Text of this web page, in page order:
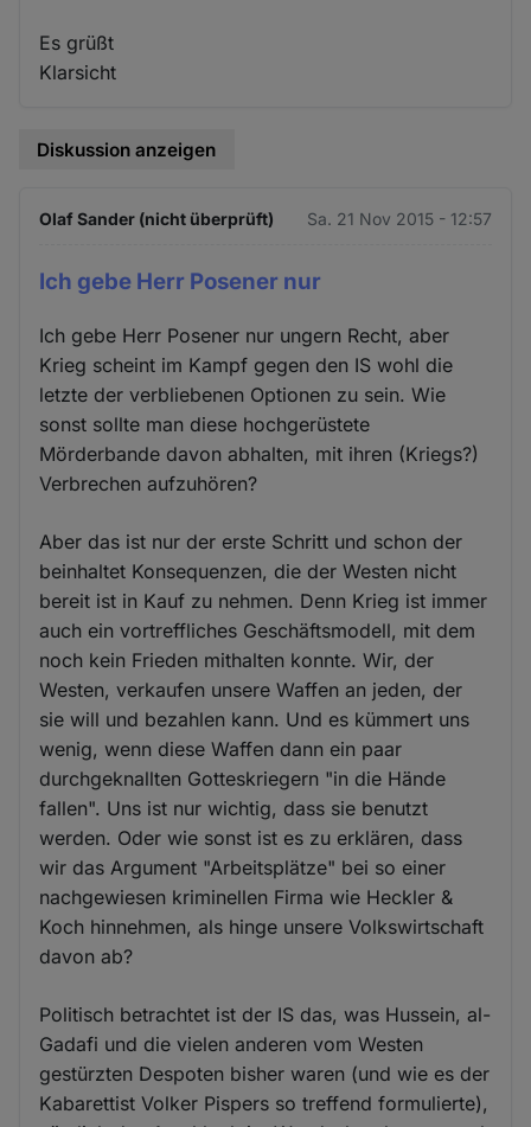
Es grüßt
Klarsicht
Diskussion anzeigen
Olaf Sander (nicht überprüft) Sa. 21 Nov 2015 - 12:57
Ich gebe Herr Posener nur
Ich gebe Herr Posener nur ungern Recht, aber
Krieg scheint im Kampf gegen den IS wohl die
letzte der verbliebenen Optionen zu sein. Wie
sonst sollte man diese hochgerüstete
Mörderbande davon abhalten, mit ihren (Kriegs?)
Verbrechen aufzuhören?
Aber das ist nur der erste Schritt und schon der
beinhaltet Konsequenzen, die der Westen nicht
bereit ist in Kauf zu nehmen. Denn Krieg ist immer
auch ein vortreffliches Geschäftsmodell, mit dem
noch kein Frieden mithalten konnte. Wir, der
Westen, verkaufen unsere Waffen an jeden, der
sie will und bezahlen kann. Und es kümmert uns
wenig, wenn diese Waffen dann ein paar
durchgeknallten Gotteskriegern "in die Hände
fallen". Uns ist nur wichtig, dass sie benutzt
werden. Oder wie sonst ist es zu erklären, dass
wir das Argument "Arbeitsplätze" bei so einer
nachgewiesen kriminellen Firma wie Heckler &
Koch hinnehmen, als hinge unsere Volkswirtschaft
davon ab?
Politisch betrachtet ist der IS das, was Hussein, al-
Gadafi und die vielen anderen vom Westen
gestürzten Despoten bisher waren (und wie es der
Kabarettist Volker Pispers so treffend formulierte),